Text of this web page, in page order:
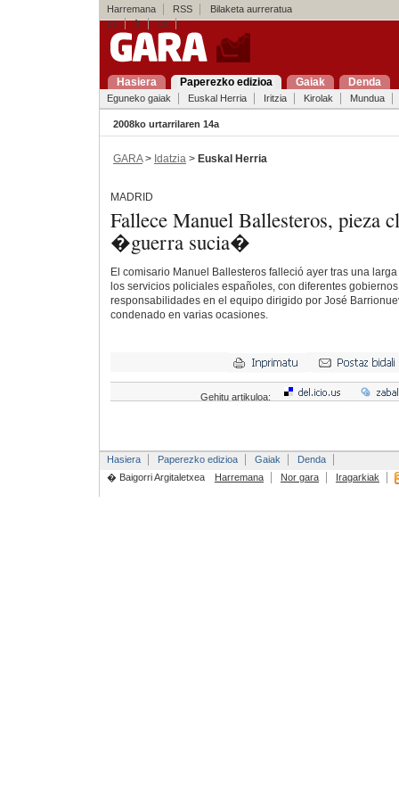
Harremana RSS
Bilaketa aurreratua
es
fr en
Hasiera Paperezko edizioa Gaiak Denda
Eguneko gaiak Euskal Herria Iritzia Kirolak Mundua
2008ko urtarrilaren 14a
GARA> Idatzia > Euskal Herria
MADRID
Fallece Manuel Ballesteros, pieza
�guerra sucia�
El comisario Manuel Ballesteros falleció ayer tras una
los servicios policiales españoles, con diferentes
responsabilidades en el equipo dirigido por José
condenado en varias ocasiones.
Gehitu artikuloa:
Hasiera Paperezko edizioa Gaiak
Denda
� Baigorri Argitaletxea
Harremana Nor gara Iragarkiak